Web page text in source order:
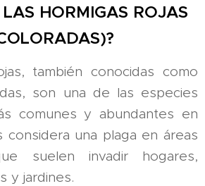
HORMIGAS ROJAS
también conocidas como
son una de las especies
comunes y abundantes en
considera una plaga en áreas
suelen invadir hogares,
y jardines.